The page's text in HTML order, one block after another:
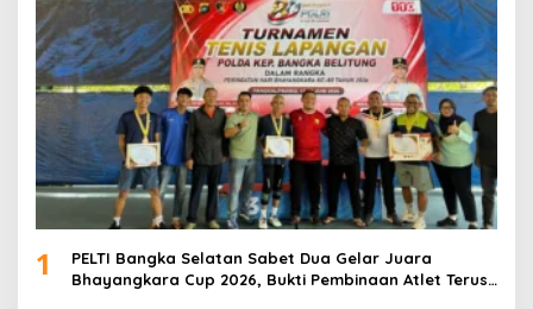
1
PELTI Bangka Selatan Sabet Dua Gelar Juara
Bhayangkara Cup 2026, Bukti Pembinaan Atlet Terus